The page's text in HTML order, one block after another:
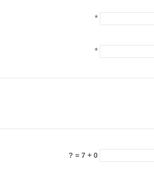
*
*
0 + 7 = ?